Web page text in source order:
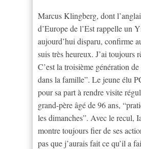
Marcus Klingberg, dont
d’Europe de l’Est rappelle un
aujourd’hui disparu, confirme
suis très heureux. J’ai toujours
C’est la troisième génération
dans la famille”. Le jeune élu
pour sa part à rendre visite
grand-père âgé de 96 ans,
les dimanches”. Avec le recul,
montre toujours fier de ses
pas que j’aurais fait ce qu’il a